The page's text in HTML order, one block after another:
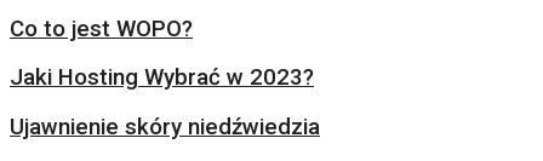
Co to jest WOPO?
Jaki Hosting Wybrać w 2023?
Ujawnienie skóry niedźwiedzia